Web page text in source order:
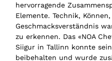
hervorragende
Elemente. Technik,
Geschmacksverständnis
zu erkennen. Das «NOA
Siigur in Tallinn konnte
beibehalten und wurde